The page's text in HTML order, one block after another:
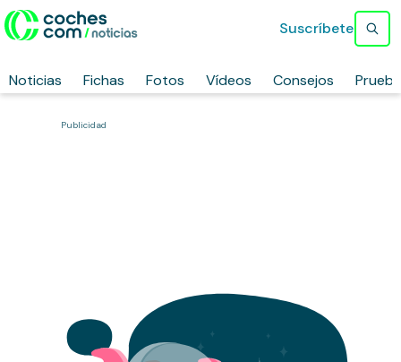
Noticias Fichas Fotos Vídeos Consejos
Suscríbete
Publicidad